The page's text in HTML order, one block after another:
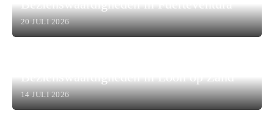
Bezienswaardigheden in Fuerteventura
20 JULI 2026
Bezienswaardigheden in Loon op Zand
14 JULI 2026